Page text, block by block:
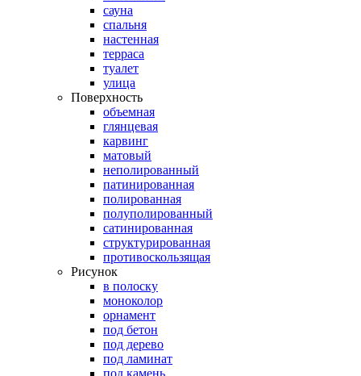
сауна
спальня
настенная
терраса
туалет
улица
Поверхность
объемная
глянцевая
карвинг
матовый
неполированный
патинированная
полированная
полуполированный
сатинированная
структурированная
противоскользящая
Рисунок
в полоску
моноколор
орнамент
под бетон
под дерево
под ламинат
под камень